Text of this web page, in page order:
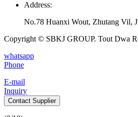
Address:
No.78 Huanxi Wout, Zhutang Vil,
Copyright © SBKJ GROUP. Tout Dwa
whatsapp
Phone
E-mail
Inquiry
Contact Supplier